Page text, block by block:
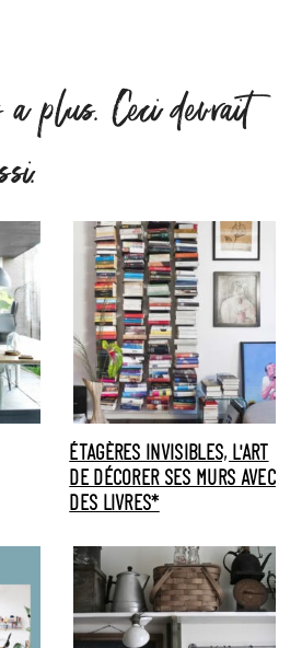
a plus. Ceci devrait
ÉTAGÈRES INVISIBLES, L'ART
DE DÉCORER SES MURS AVEC
DES LIVRES*